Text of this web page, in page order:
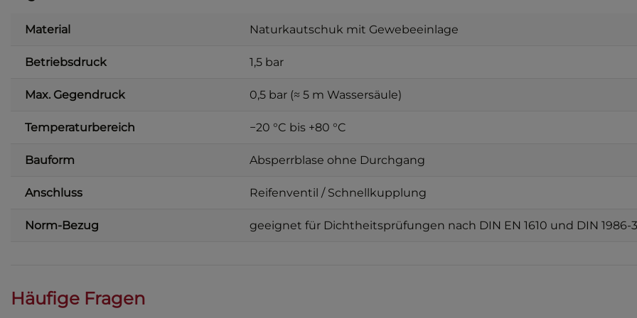
Material Naturkautschuk mit Gewebeeinlage
Betriebsdruck 1,5 bar
Max. Gegendruck 0,5 bar (≈ 5 m Wassersäule)
Temperaturbereich −20 °C bis +80 °C
Bauform Absperrblase ohne Durchgang
Anschluss Reifenventil / Schnellkupplung
Norm-Bezug geeignet für Dichtheitsprüfungen nach DIN EN 1610 und DIN 1986-
Häufige Fragen